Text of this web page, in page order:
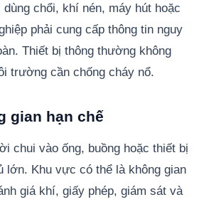
chổi, khí nén, máy hút hoặc
phải cung cấp thông tin nguy
Thiết bị thông thường không
trường cần chống cháy nổ.
gian hạn chế
chui vào ống, buồng hoặc thiết bị
Khu vực có thể là không gian
giá khí, giấy phép, giám sát và